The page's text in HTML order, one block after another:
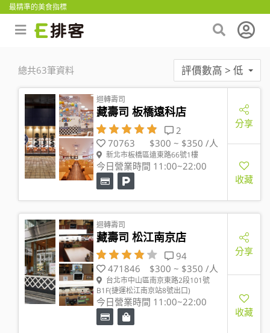
最精準的美食指標
總共63筆資料 評價數高 > 低
迴轉壽司
藏壽司 板橋遠科店
2
70763
$300 ~ $350 /人
新北市板橋區遠東路66號1樓
今日營業時間 11:00~22:00
分享
收藏
迴轉壽司
藏壽司 松江南京店
94
471846
$300 ~ $350 /人
台北市中山區南京東路2段101號
B1F(捷運松江南京站8號出口)
今日營業時間 11:00~22:00
分享
收藏